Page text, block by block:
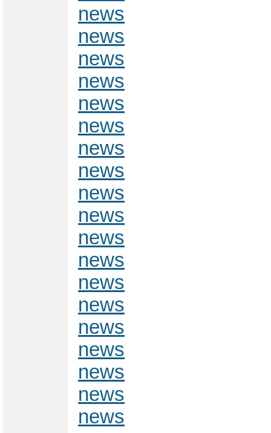
news
news
news
news
news
news
news
news
news
news
news
news
news
news
news
news
news
news
news